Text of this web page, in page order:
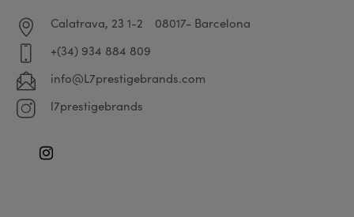
Calatrava, 23 1-2
08017- Barcelona
+(34) 934 884 809
info@L7prestigebrands.com
l7prestigebrands
Instagram